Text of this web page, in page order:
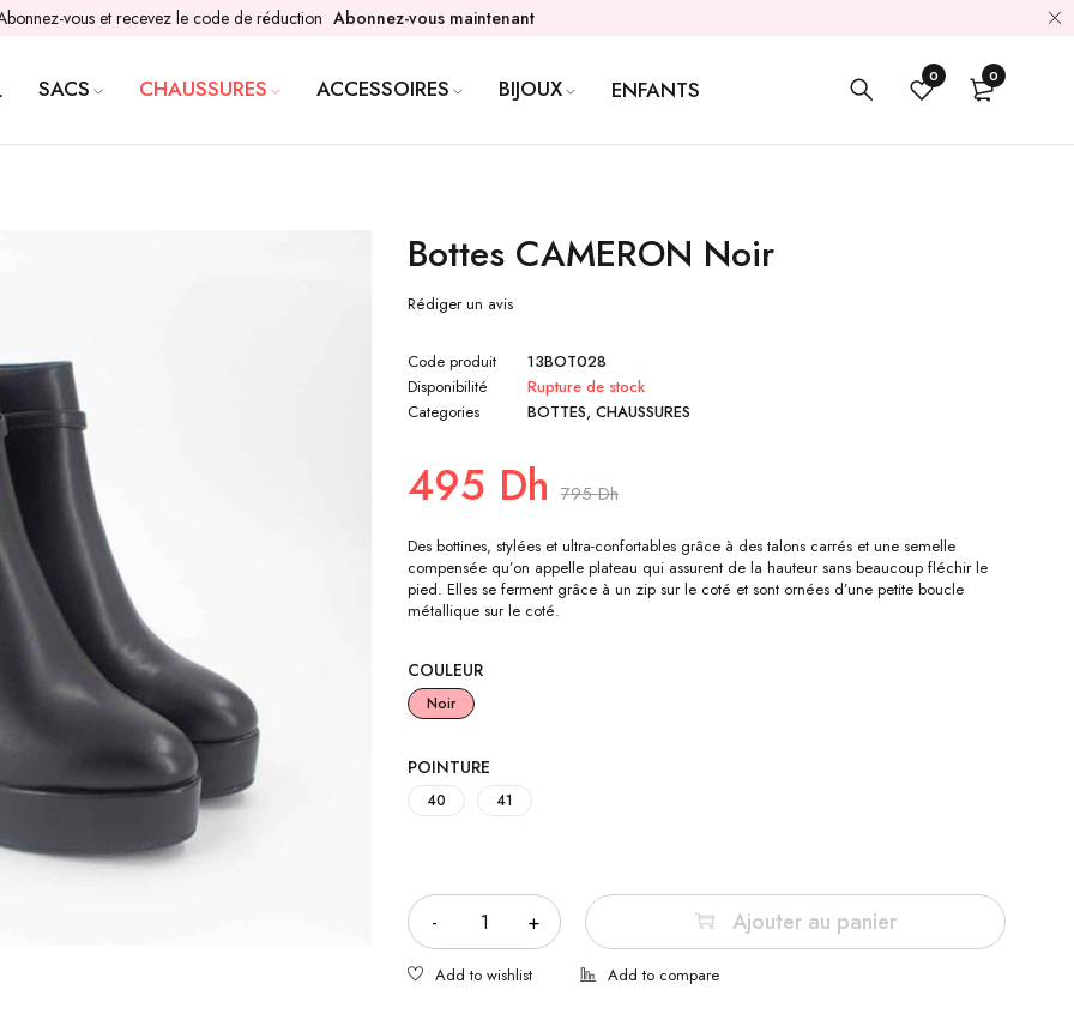
vous et recevez le code de réduction Abonnez-vous maintenant
SACS CHAUSSURES ACCESSOIRES BIJOUX ENFANTS 0 0
Bottes CAMERON Noir
Rédiger un avis
Code produit
13BOT028
Disponibilité
Rupture de stock
Categories
BOTTES,CHAUSSURES
795Dh
495 Dh
Des bottines, stylées et ultra-confortables grâce à des talons carrés et une semelle
compensée qu’on appelle plateau qui assurent de la hauteur sans beaucoup fléchir le
pied. Elles se ferment grâce à un zip sur le coté et sont ornées d’une petite boucle
métallique sur le coté.
COULEUR
Noir
POINTURE
40 41
Ajouter au panier